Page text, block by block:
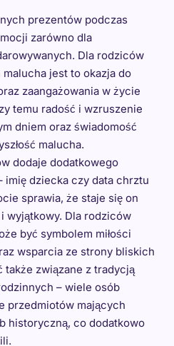
prezentów podczas
zarówno dla
Dla rodziców
jest to okazja do
zaangażowania w życie
temu radość i wzruszenie
dniem oraz świadomość
malucha.
dodaje dodatkowego
imię dziecka czy data chrztu
sprawia, że staje się on
wyjątkowy. Dla rodziców
być symbolem miłości
wsparcia ze strony bliskich
także związane z tradycją
– wiele osób
przedmiotów mających
historyczną, co dodatkowo